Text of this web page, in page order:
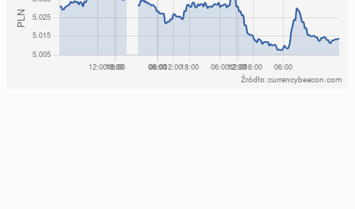
Źródło: currencybeacon.com